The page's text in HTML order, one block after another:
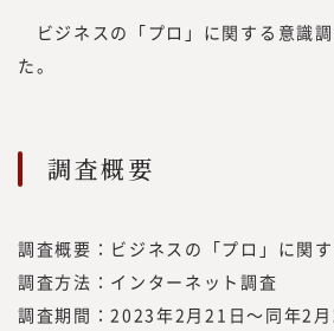
ビジネスの「プロ」に関する意識
た。
調査概要
調査概要：ビジネスの「プロ」に関
調査方法：インターネット調査
調査期間：2023年2月21日～同年2